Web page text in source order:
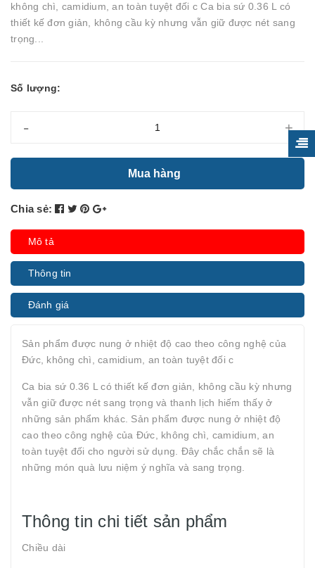
không chì, camidium, an toàn tuyệt đối c Ca bia sứ 0.36 L có
thiết kế đơn giản, không cầu kỳ nhưng vẫn giữ được nét sang
trọng...
Số lượng:
- +
Mua hàng
Chia sẻ:
Mô tả
Thông tin
Đánh giá
Sản phẩm được nung ở nhiệt độ cao theo công nghệ của
Đức, không chì, camidium, an toàn tuyệt đối c
Ca bia sứ 0.36 L có thiết kế đơn giản, không cầu kỳ nhưng
vẫn giữ được nét sang trọng và thanh lịch hiếm thấy ở
những sản phẩm khác. Sản phẩm được nung ở nhiệt độ
cao theo công nghệ của Đức, không chì, camidium, an
toàn tuyệt đối cho người sử dụng. Đây chắc chắn sẽ là
những món quà lưu niệm ý nghĩa và sang trọng.
Thông tin chi tiết sản phẩm
Chiều dài